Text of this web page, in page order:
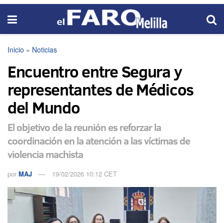
Inicio » Noticias
Encuentro entre Segura y
representantes de Médicos
del Mundo
El objetivo de la reunión es reforzar la
coordinación en la atención a las víctimas de
violencia machista
por MAJ 19/02/2026 10:12 CET